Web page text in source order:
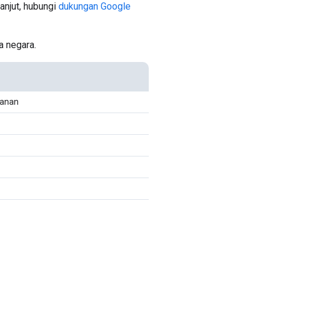
hubungi dukungan Google
negara.